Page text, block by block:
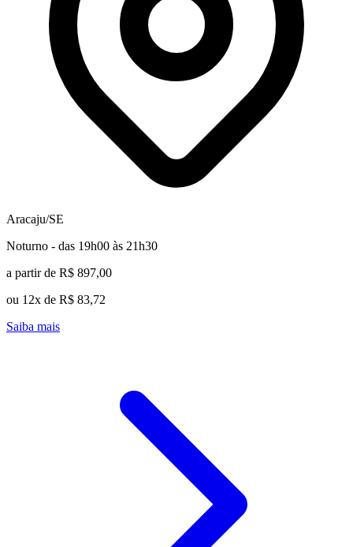
Aracaju/SE
Noturno - das 19h00 às 21h30
a partir de R$ 897,00
ou 12x de R$ 83,72
Saiba mais